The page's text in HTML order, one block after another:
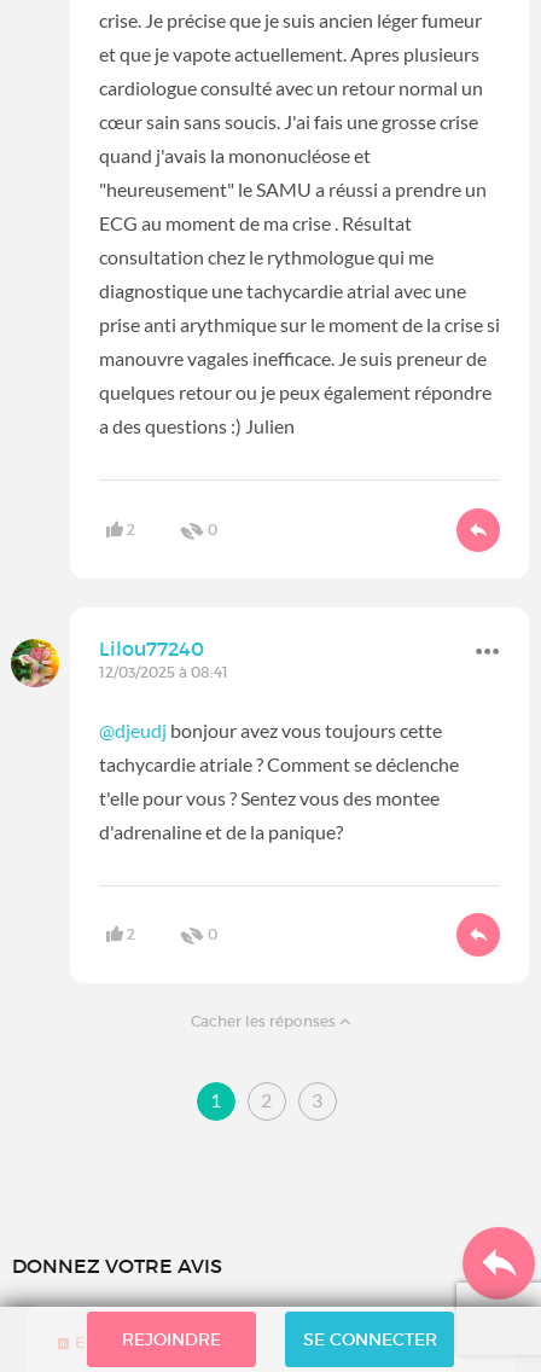
crise. Je précise que je suis ancien léger fumeur
et que je vapote actuellement. Apres plusieurs
cardiologue consulté avec un retour normal un
cœur sain sans soucis. J'ai fais une grosse crise
quand j'avais la mononucléose et
"heureusement" le SAMU a réussi a prendre un
ECG au moment de ma crise . Résultat
consultation chez le rythmologue qui me
diagnostique une tachycardie atrial avec une
prise anti arythmique sur le moment de la crise si
manouvre vagales inefficace. Je suis preneur de
quelques retour ou je peux également répondre
a des questions :) Julien
2 0
Lilou77240
12/03/2025 à 08:41
@djeudj bonjour avez vous toujours cette
tachycardie atriale ? Comment se déclenche
t'elle pour vous ? Sentez vous des montee
d'adrenaline et de la panique?
2 0
Cacher les réponses
1 2 3
DONNEZ VOTRE AVIS
EnquêteREJOINDRE SE CONNECTER